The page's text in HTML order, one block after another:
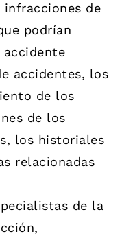
de
podrían
accidentes, los
de los
de los
los historiales
relacionadas
de la